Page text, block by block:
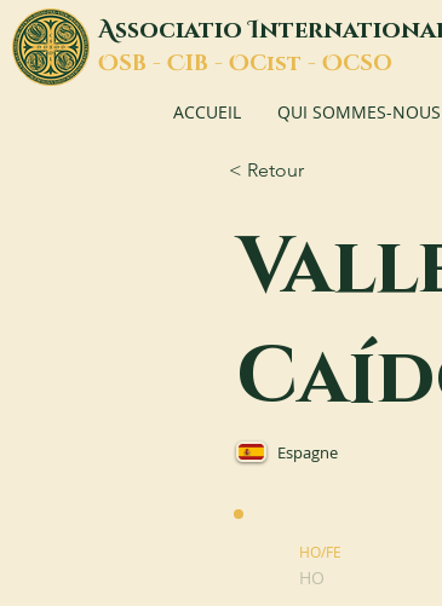
AssociatioI
OSB - CIB - OCist - OCSO
ACCUEIL QUI SOMMES-
< Retour
Espagne
HO/FE
HO